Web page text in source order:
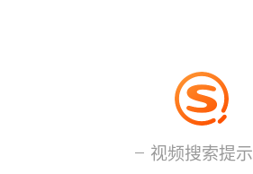
视频搜索提示